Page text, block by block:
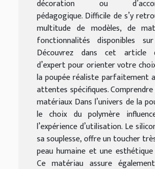
décoration ou
pédagogique. Difficile de s’y
multitude de modèles, de
fonctionnalités disponibles
Découvrez dans cet article
d’expert pour orienter votre
la poupée réaliste parfaitement
attentes spécifiques.
matériaux Dans l’univers de la
le choix du polymère
l’expérience d’utilisation. Le
sa souplesse, offre un toucher
peau humaine et une esthétique
Ce matériau assure